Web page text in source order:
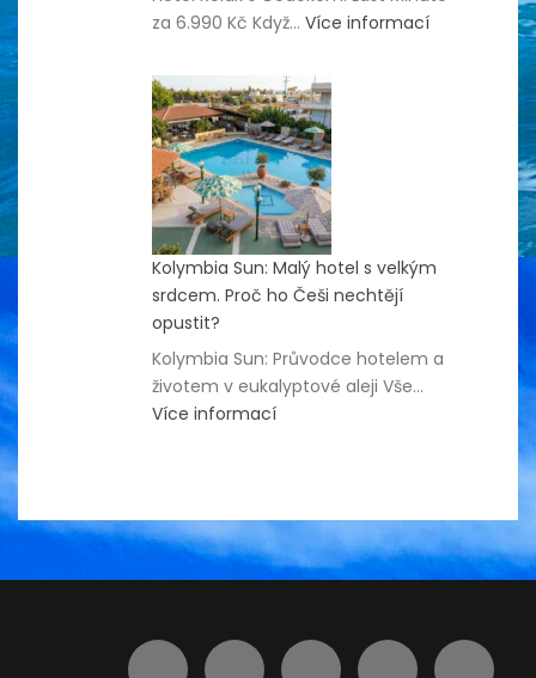
za 6.990 Kč Když… Více informací:
Kolymbia Sun: Malý hotel s velkým
srdcem. Proč ho Češi nechtějí
opustit?
Kolymbia Sun: Průvodce hotelem a
životem v eukalyptové aleji Vše…
Více informací:
hotel
s
velkým
ho